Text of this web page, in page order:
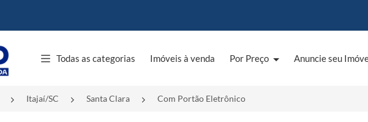
Todas as categorias Imóveis à venda Por Preço Anuncie seu
Itajaí/SC Santa Clara Com Portão Eletrônico